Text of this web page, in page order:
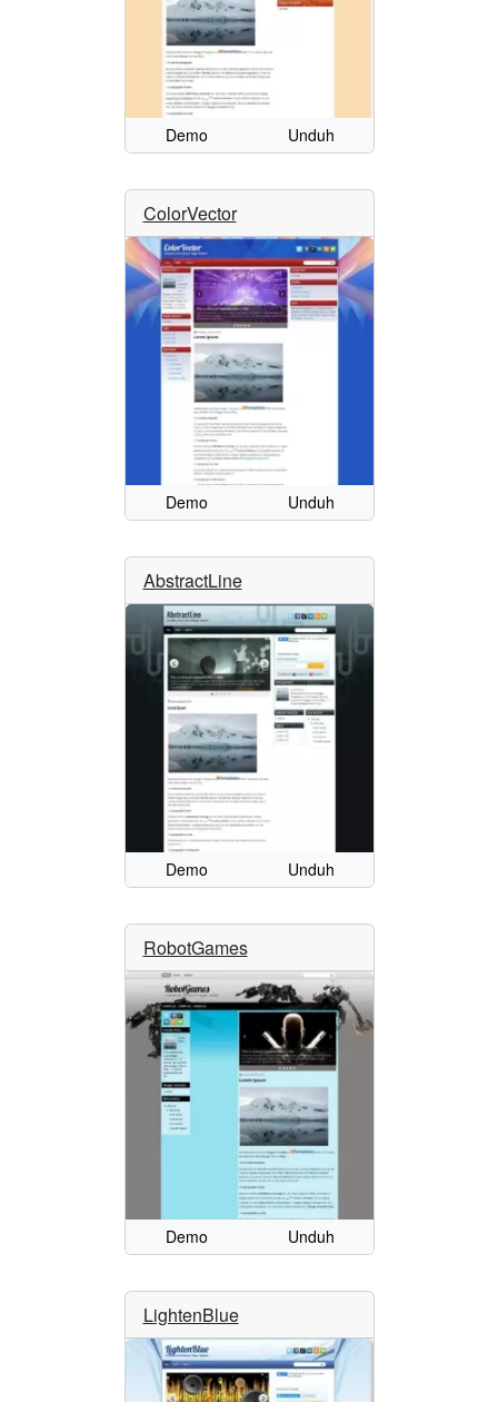
Demo Unduh
ColorVector
Demo Unduh
AbstractLine
Demo Unduh
RobotGames
Demo Unduh
LightenBlue